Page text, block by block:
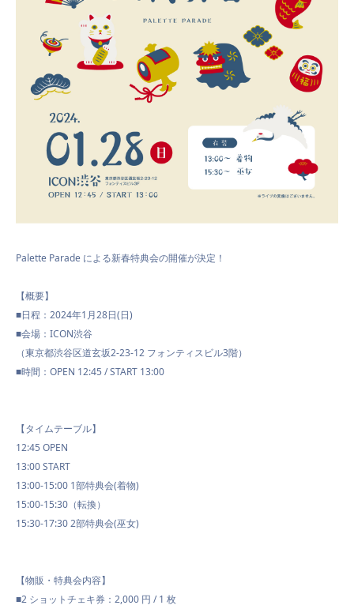
Palette Parade による新春特典会の開催が決定！
【概要】
■日程：2024年1月28日(日)
■会場：ICON渋谷
（東京都渋谷区道玄坂2-23-12 フォンティスビル3階）
■時間：OPEN 12:45 / START 13:00
【タイムテーブル】
12:45 OPEN
13:00 START
13:00-15:00 1部特典会(着物)
15:00-15:30（転換）
15:30-17:30 2部特典会(巫女)
【物販・特典会内容】
■2 ショットチェキ券：2,000 円 / 1 枚